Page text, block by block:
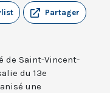
Partager
de Saint-Vincent-
du 13e
une